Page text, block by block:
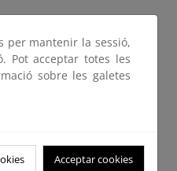
per mantenir la sessió,
Pot acceptar totes les
sobre les galetes
Acceptar cookies